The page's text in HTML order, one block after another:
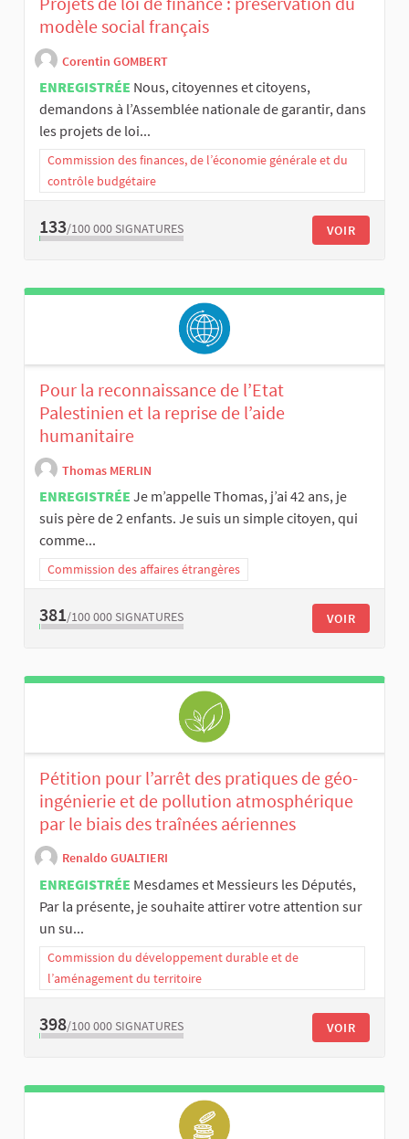
modèle social français
Corentin GOMBERT
ENREGISTRÉE Nous, citoyennes et citoyens,
demandons à l’Assemblée nationale de garantir, dans
les projets de loi...
Commission des finances, de l’économie générale et du
contrôle budgétaire
133/100 000 SIGNATURES VOIR
Pour la reconnaissance de l’Etat
Palestinien et la reprise de l’aide
humanitaire
Thomas MERLIN
ENREGISTRÉE Je m’appelle Thomas, j’ai 42 ans, je
suis père de 2 enfants. Je suis un simple citoyen, qui
comme...
Commission des affaires étrangères
381/100 000 SIGNATURES VOIR
Pétition pour l’arrêt des pratiques de géo-
ingénierie et de pollution atmosphérique
par le biais des traînées aériennes
Renaldo GUALTIERI
ENREGISTRÉE Mesdames et Messieurs les Députés,
Par la présente, je souhaite attirer votre attention sur
un su...
Commission du développement durable et de
l’aménagement du territoire
398/100 000 SIGNATURES VOIR